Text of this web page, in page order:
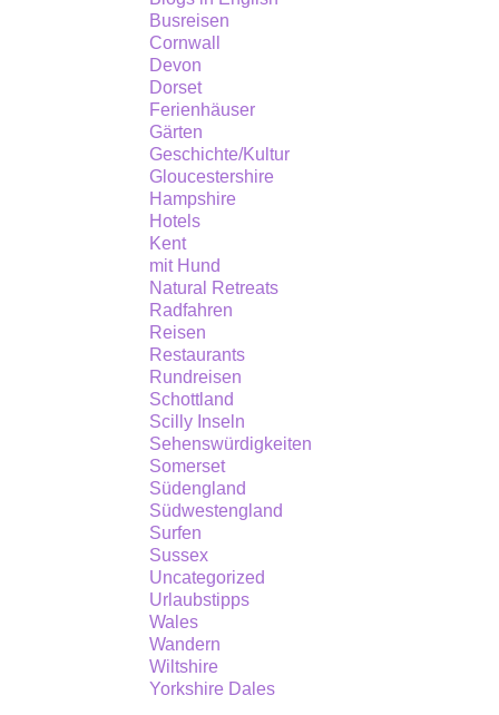
Busreisen
Cornwall
Devon
Dorset
Ferienhäuser
Gärten
Geschichte/Kultur
Gloucestershire
Hampshire
Hotels
Kent
mit Hund
Natural Retreats
Radfahren
Reisen
Restaurants
Rundreisen
Schottland
Scilly Inseln
Sehenswürdigkeiten
Somerset
Südengland
Südwestengland
Surfen
Sussex
Uncategorized
Urlaubstipps
Wales
Wandern
Wiltshire
Yorkshire Dales